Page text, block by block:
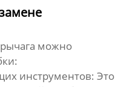
можно
инструментов: Это